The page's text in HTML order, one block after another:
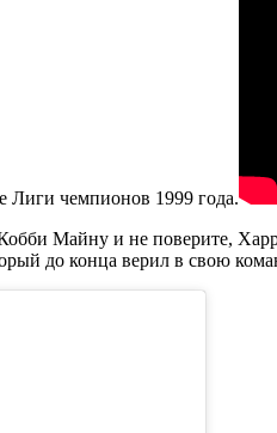
Лиги чемпионов 1999 года.
Майну и не поверите,
до конца верил в свою